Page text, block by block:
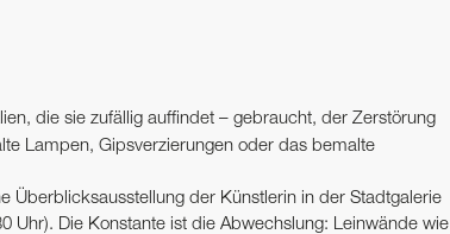
die sie zufällig auffindet – gebraucht, der Zerstörung
Lampen, Gipsverzierungen oder das bemalte
Überblicksausstellung der Künstlerin in der Stadtgalerie
Uhr). Die Konstante ist die Abwechslung: Leinwände wie